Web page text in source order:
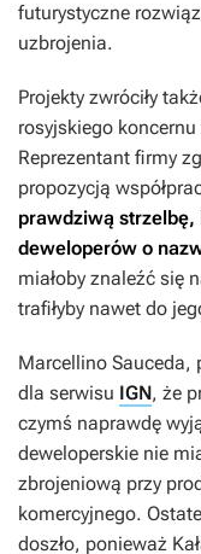
futurystyczne
uzbrojenia.
Projekty zwróciły
rosyjskiego
Reprezentant firmy
propozycją
prawdziwą strzelbę,
deweloperów o
miałoby znaleźć się
trafiłyby nawet do
Marcellino Sauceda,
dla serwisu IGN, że
czymś naprawdę
deweloperskie nie
zbrojeniową przy
komercyjnego.
doszło, ponieważ